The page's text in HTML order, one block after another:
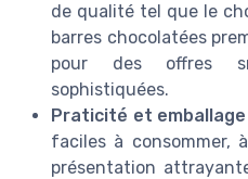
de qualité tel que le
barres chocolatées
pour des offres
sophistiquées.
Praticité et emballage
faciles à consommer,
présentation